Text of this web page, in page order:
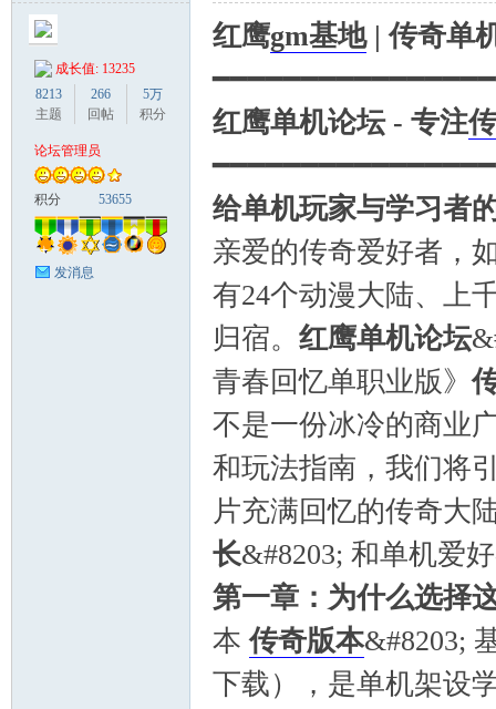
成长值: 13235
8213
主题
266
回帖
5万
积分
论坛管理员
积分 53655
发消息
红鹰gm基地| 传奇单
红鹰单机论坛 - 专注
给单机玩家与学习者
亲爱的传奇爱好者，
有24个动漫大陆、上
归宿。 红鹰单机论坛
青春回忆单职业版》
不是一份冰冷的商业
和玩法指南，我们将
片充满回忆的传奇大
长&#8203; 和单机爱
第一章：为什么选择
本传奇版本&#8203;
下载），是单机架设